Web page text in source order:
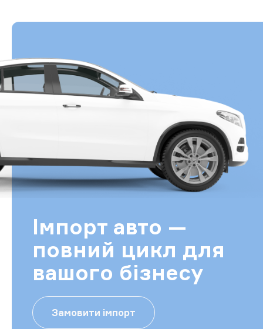
Імпорт авто —
повний цикл для
вашого бізнесу
Замовити імпорт